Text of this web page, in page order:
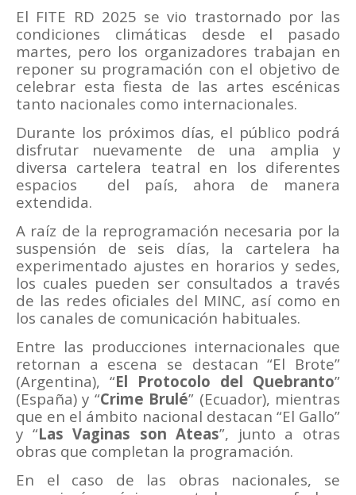
El FITE RD 2025 se vio trastornado por las
condiciones climáticas desde el pasado
martes, pero los organizadores trabajan en
reponer su programación con el objetivo de
celebrar esta fiesta de las artes escénicas
tanto nacionales como internacionales.
Durante los próximos días, el público podrá
disfrutar nuevamente de una amplia y
diversa cartelera teatral en los diferentes
espacios
del país, ahora de manera
extendida.
A raíz de la reprogramación necesaria por la
suspensión de seis días, la cartelera ha
experimentado ajustes en horarios y sedes,
los cuales pueden ser consultados a través
de las redes oficiales del MINC, así como en
los canales de comunicación habituales.
Entre las producciones internacionales que
retornan a escena se destacan “El Brote”
(Argentina), “El Protocolo del Quebranto”
(España) y “Crime Brulé” (Ecuador), mientras
que en el ámbito nacional destacan “El Gallo”
y “Las Vaginas son Ateas”, junto a otras
obras que completan la programación.
En el caso de las obras nacionales, se